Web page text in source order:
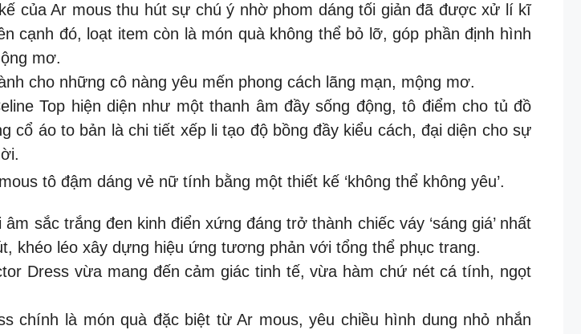
của Ar mous thu hút sự chú ý nhờ phom dáng tối giản đã được xử lí kĩ
cạnh đó, loạt item còn là món quà không thể bỏ lỡ, góp phần định hình
mơ.
cho những cô nàng yêu mến phong cách lãng mạn, mộng mơ.
Top hiện diện như một thanh âm đầy sống động, tô điểm cho tủ đồ
cổ áo to bản là chi tiết xếp li tạo độ bồng đầy kiểu cách, đại diện cho sự
tô đậm dáng vẻ nữ tính bằng một thiết kế ‘không thể không yêu’.
sắc trắng đen kinh điển xứng đáng trở thành chiếc váy ‘sáng giá’ nhất
khéo léo xây dựng hiệu ứng tương phản với tổng thể phục trang.
Dress vừa mang đến cảm giác tinh tế, vừa hàm chứ nét cá tính, ngọt
chính là món quà đặc biệt từ Ar mous, yêu chiều hình dung nhỏ nhắn